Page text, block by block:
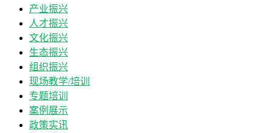
产业振兴
人才振兴
文化振兴
生态振兴
组织振兴
现场教学/培训
专题培训
案例展示
政策实讯